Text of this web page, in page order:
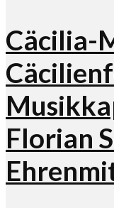
Cäcilia-
Florian